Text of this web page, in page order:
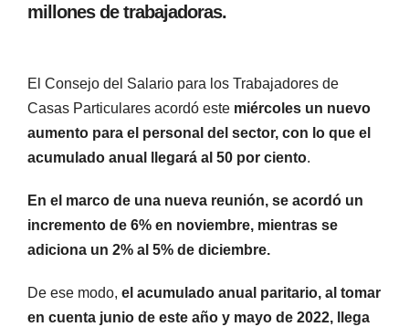
millones de trabajadoras.
El Consejo del Salario para los Trabajadores de
Casas Particulares acordó este miércoles un nuevo
aumento para el personal del sector, con lo que el
acumulado anual llegará al 50 por ciento.
En el marco de una nueva reunión, se acordó un
incremento de 6% en noviembre, mientras se
adiciona un 2% al 5% de diciembre.
De ese modo, el acumulado anual paritario, al tomar
en cuenta junio de este año y mayo de 2022, llega